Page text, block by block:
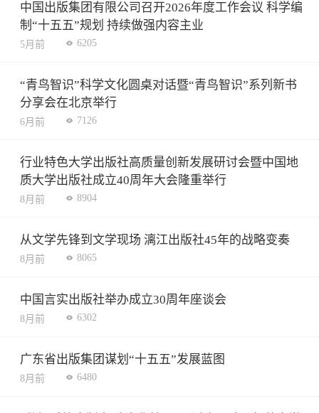
中国出版集团有限公司召开2026年度工作会议 科学编
制“十五五”规划 持续做强内容主业
5月前 6205
“青鸟智识”科学文化圆桌对话暨“青鸟智识”系列新书
分享会在北京举行
6月前 7126
行业特色大学出版社高质量创新发展研讨会暨中国地
质大学出版社成立40周年大会隆重举行
8月前 8904
从文学先锋到文学现场 漓江出版社45年的战略变奏
8月前 8065
中国言实出版社举办成立30周年座谈会
8月前 6302
广东省出版集团谋划“十五五”发展蓝图
8月前 6480